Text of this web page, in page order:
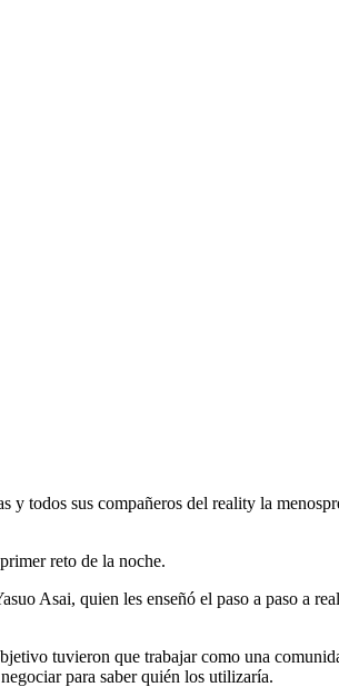
todos sus compañeros del reality la
reto de la noche.
Asai, quien les enseñó el paso a paso a
tuvieron que trabajar como una
para saber quién los utilizaría.